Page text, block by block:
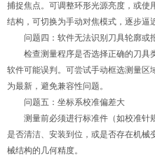
捕捉焦点。可调整环形光源亮度，或使
结构，可切换为手动对焦模式，逐步逼
问题四：软件无法识别刀具轮廓或
检查测量程序是否选择正确的刀具
软件可能误判。可尝试手动框选测量区
为最新，避免兼容性问题。
问题五：坐标系校准偏差大
测量前必须进行标准件（如校准针
是否清洁、安装到位，或是否存在机械
械结构的几何精度。